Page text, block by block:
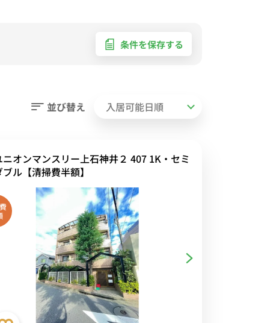
条件を保存する
並び替え
ニオンマンスリー上石神井２ 407 1K・セミ
ブル【清掃費半額】